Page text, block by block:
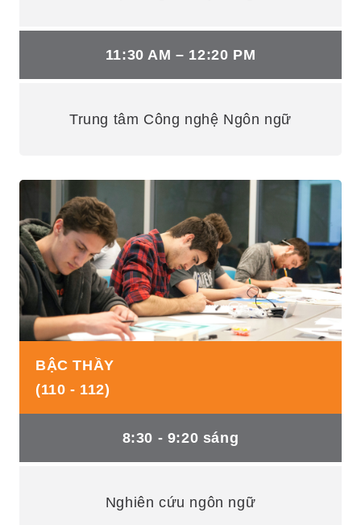
11:30 AM – 12:20 PM
Trung tâm Công nghệ Ngôn ngữ
BẬC THẦY
(110 - 112)
8:30 - 9:20 sáng
Nghiên cứu ngôn ngữ